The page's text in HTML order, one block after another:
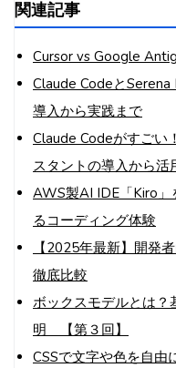
関連記事
Cursor vs Google
Claude Codeと
導入から実践まで
Claude Codeがすごい
スタントの導入から活
AWS製AI IDE「Kiro」
るコーディング体験
【2025年最新】開発
徹底比較
ボックスモデルとは？
明 【第３回】
CSSで文字や色を自由